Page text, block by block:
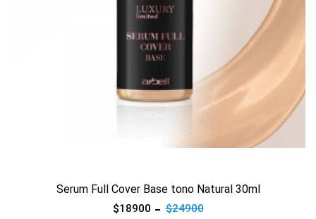
Serum Full Cover Base tono Natural 30ml
$18900 $24900